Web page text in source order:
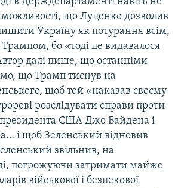
можливості, що Луценко дозволив
Україну як потурання всім,
Трампом, бо «тоді це видавалося
далі пише, що останніми
що Трамп тиснув на
щоб той «наказав своєму
розслідувати справи проти
США Джо Байдена і
і щоб Зеленський відновив
звільнив, на
погрожуючи затримати майже
військової і безпекової